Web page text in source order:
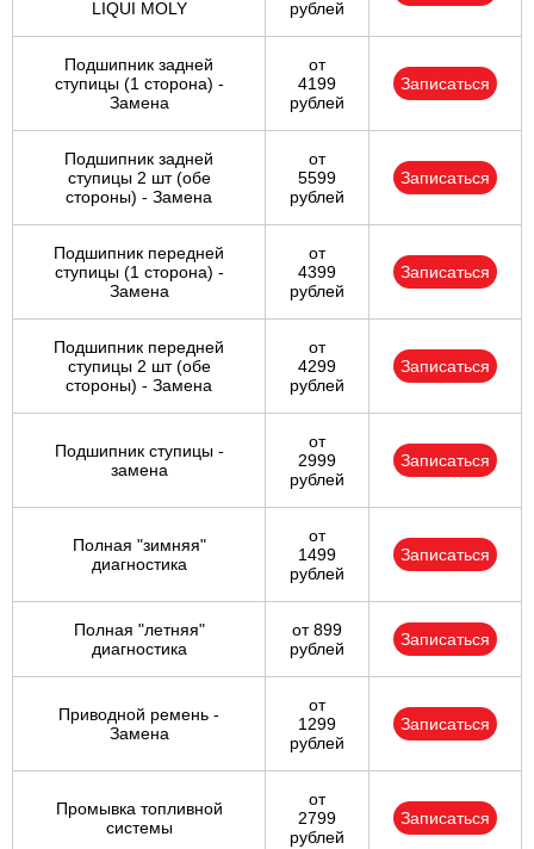
LIQUI MOLY рублей
Подшипник задней
ступицы (1 сторона) -
Замена
от
4199
рублей
Записаться
Подшипник задней
ступицы 2 шт (обе
стороны) - Замена
от
5599
рублей
Записаться
Подшипник передней
ступицы (1 сторона) -
Замена
от
4399
рублей
Записаться
Подшипник передней
ступицы 2 шт (обе
стороны) - Замена
от
4299
рублей
Записаться
Подшипник ступицы -
замена
от
2999
рублей
Записаться
Полная "зимняя"
диагностика
от
1499
рублей
Записаться
Полная "летняя"
диагностика
от 899
рублей
Записаться
Приводной ремень -
Замена
от
1299
рублей
Записаться
Промывка топливной
системы
от
2799
рублей
Записаться